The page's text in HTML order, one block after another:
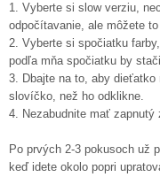
1. Vyberte si slow verziu,
odpočítavanie, ale môžete
2. Vyberte si spočiatku
podľa mňa spočiatku by
3. Dbajte na to, aby dieťatko
slovíčko, než ho odklikne.
4. Nezabudnite mať zapnutý
Po prvých 2-3 pokusoch už
keď idete okolo popri